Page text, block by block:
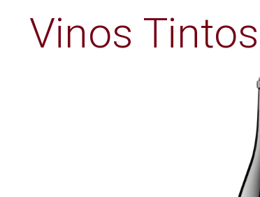
Vinos Tintos